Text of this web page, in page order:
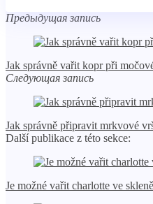
Предыдущая запись
Jak správně vařit kopr při
Следующая запись
Jak správně připravit mrkvové
Další publikace z této sekce:
Je možné vařit charlotte ve